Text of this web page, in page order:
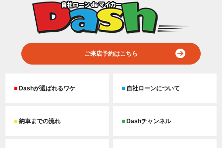
ご来店予約はこちら
Dashが選ばれるワケ 自社ローンについて
納車までの流れ Dashチャンネル